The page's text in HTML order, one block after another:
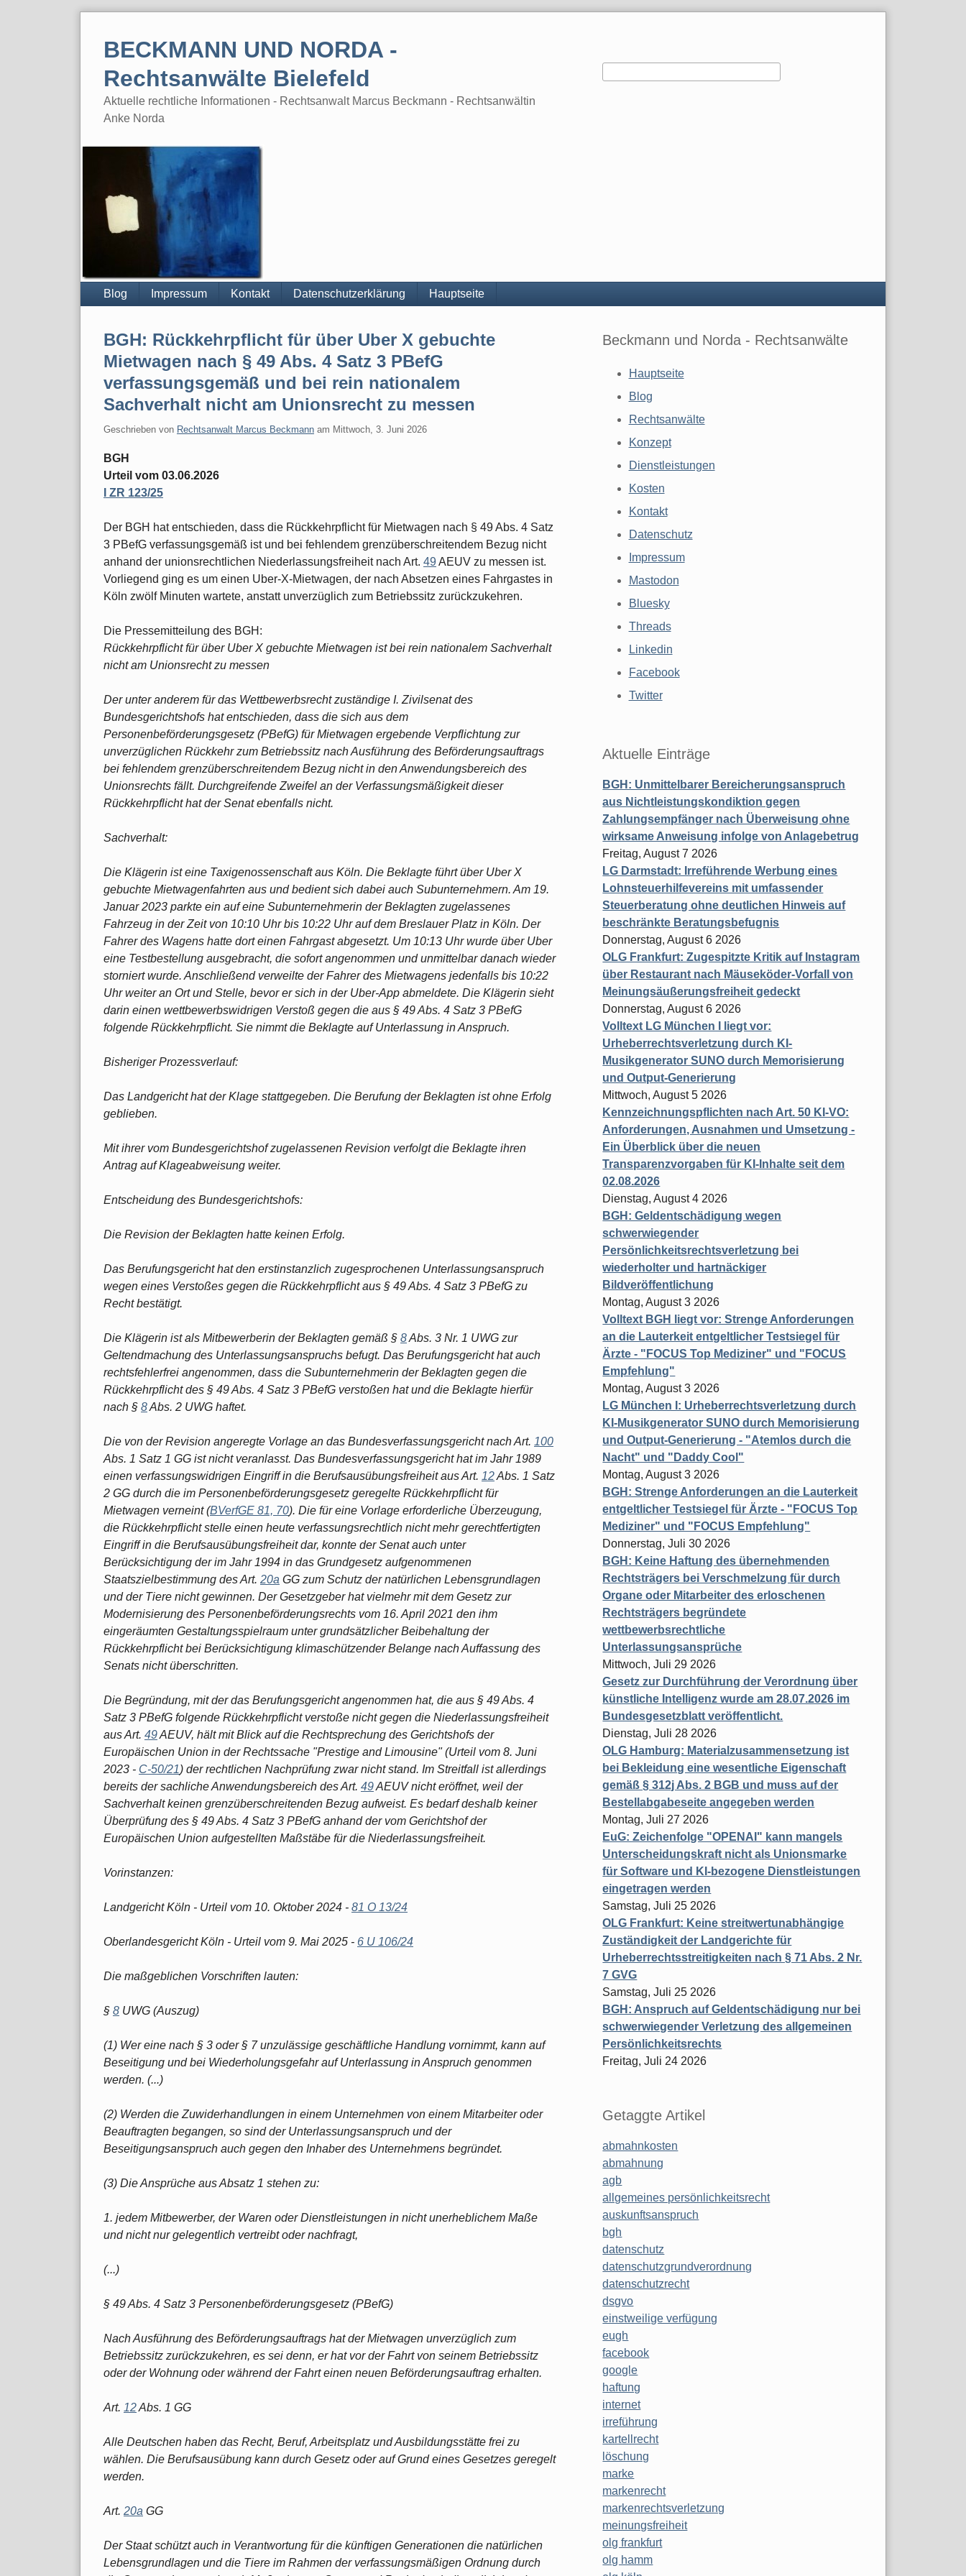
BECKMANN UND NORDA -
Rechtsanwälte Bielefeld
Aktuelle rechtliche Informationen - Rechtsanwalt Marcus Beckmann - Rechtsanwältin
Anke Norda
Blog Impressum Kontakt Datenschutzerklärung Hauptseite
BGH: Rückkehrpflicht für über Uber X gebuchte
Mietwagen nach § 49 Abs. 4 Satz 3 PBefG
verfassungsgemäß und bei rein nationalem
Sachverhalt nicht am Unionsrecht zu messen
Geschrieben von Rechtsanwalt Marcus Beckmann am Mittwoch, 3. Juni 2026
BGH
Urteil vom 03.06.2026
I ZR 123/25
Der BGH hat entschieden, dass die Rückkehrpflicht für Mietwagen nach § 49 Abs. 4 Satz
3 PBefG verfassungsgemäß ist und bei fehlendem grenzüberschreitendem Bezug nicht
anhand der unionsrechtlichen Niederlassungsfreiheit nach Art. 49AEUV zu messen ist.
Vorliegend ging es um einen Uber-X-Mietwagen, der nach Absetzen eines Fahrgastes in
Köln zwölf Minuten wartete, anstatt unverzüglich zum Betriebssitz zurückzukehren.
Die Pressemitteilung des BGH:
Rückkehrpflicht für über Uber X gebuchte Mietwagen ist bei rein nationalem Sachverhalt
nicht am Unionsrecht zu messen
Der unter anderem für das Wettbewerbsrecht zuständige I. Zivilsenat des
Bundesgerichtshofs hat entschieden, dass die sich aus dem
Personenbeförderungsgesetz (PBefG) für Mietwagen ergebende Verpflichtung zur
unverzüglichen Rückkehr zum Betriebssitz nach Ausführung des Beförderungsauftrags
bei fehlendem grenzüberschreitendem Bezug nicht in den Anwendungsbereich des
Unionsrechts fällt. Durchgreifende Zweifel an der Verfassungsmäßigkeit dieser
Rückkehrpflicht hat der Senat ebenfalls nicht.
Sachverhalt:
Die Klägerin ist eine Taxigenossenschaft aus Köln. Die Beklagte führt über Uber X
gebuchte Mietwagenfahrten aus und bedient sich dabei auch Subunternehmern. Am 19.
Januar 2023 parkte ein auf eine Subunternehmerin der Beklagten zugelassenes
Fahrzeug in der Zeit von 10:10 Uhr bis 10:22 Uhr auf dem Breslauer Platz in Köln. Der
Fahrer des Wagens hatte dort einen Fahrgast abgesetzt. Um 10:13 Uhr wurde über Uber
eine Testbestellung ausgebracht, die sofort angenommen und unmittelbar danach wieder
storniert wurde. Anschließend verweilte der Fahrer des Mietwagens jedenfalls bis 10:22
Uhr weiter an Ort und Stelle, bevor er sich in der Uber-App abmeldete. Die Klägerin sieht
darin einen wettbewerbswidrigen Verstoß gegen die aus § 49 Abs. 4 Satz 3 PBefG
folgende Rückkehrpflicht. Sie nimmt die Beklagte auf Unterlassung in Anspruch.
Bisheriger Prozessverlauf:
Das Landgericht hat der Klage stattgegeben. Die Berufung der Beklagten ist ohne Erfolg
geblieben.
Mit ihrer vom Bundesgerichtshof zugelassenen Revision verfolgt die Beklagte ihren
Antrag auf Klageabweisung weiter.
Entscheidung des Bundesgerichtshofs:
Die Revision der Beklagten hatte keinen Erfolg.
Das Berufungsgericht hat den erstinstanzlich zugesprochenen Unterlassungsanspruch
wegen eines Verstoßes gegen die Rückkehrpflicht aus § 49 Abs. 4 Satz 3 PBefG zu
Recht bestätigt.
Die Klägerin ist als Mitbewerberin der Beklagten gemäß § 8Abs. 3 Nr. 1 UWG zur
Geltendmachung des Unterlassungsanspruchs befugt. Das Berufungsgericht hat auch
rechtsfehlerfrei angenommen, dass die Subunternehmerin der Beklagten gegen die
Rückkehrpflicht des § 49 Abs. 4 Satz 3 PBefG verstoßen hat und die Beklagte hierfür
nach § 8Abs. 2 UWG haftet.
Die von der Revision angeregte Vorlage an das Bundesverfassungsgericht nach Art. 100
Abs. 1 Satz 1 GG ist nicht veranlasst. Das Bundesverfassungsgericht hat im Jahr 1989
einen verfassungswidrigen Eingriff in die Berufsausübungsfreiheit aus Art. 12Abs. 1 Satz
2 GG durch die im Personenbeförderungsgesetz geregelte Rückkehrpflicht für
Mietwagen verneint (BVerfGE 81, 70). Die für eine Vorlage erforderliche Überzeugung,
die Rückkehrpflicht stelle einen heute verfassungsrechtlich nicht mehr gerechtfertigten
Eingriff in die Berufsausübungsfreiheit dar, konnte der Senat auch unter
Berücksichtigung der im Jahr 1994 in das Grundgesetz aufgenommenen
Staatszielbestimmung des Art. 20a GG zum Schutz der natürlichen Lebensgrundlagen
und der Tiere nicht gewinnen. Der Gesetzgeber hat vielmehr mit dem Gesetz zur
Modernisierung des Personenbeförderungsrechts vom 16. April 2021 den ihm
eingeräumten Gestaltungsspielraum unter grundsätzlicher Beibehaltung der
Rückkehrpflicht bei Berücksichtigung klimaschützender Belange nach Auffassung des
Senats nicht überschritten.
Die Begründung, mit der das Berufungsgericht angenommen hat, die aus § 49 Abs. 4
Satz 3 PBefG folgende Rückkehrpflicht verstoße nicht gegen die Niederlassungsfreiheit
aus Art. 49AEUV, hält mit Blick auf die Rechtsprechung des Gerichtshofs der
Europäischen Union in der Rechtssache "Prestige and Limousine" (Urteil vom 8. Juni
2023 - C-50/21) der rechtlichen Nachprüfung zwar nicht stand. Im Streitfall ist allerdings
bereits der sachliche Anwendungsbereich des Art. 49AEUV nicht eröffnet, weil der
Sachverhalt keinen grenzüberschreitenden Bezug aufweist. Es bedarf deshalb keiner
Überprüfung des § 49 Abs. 4 Satz 3 PBefG anhand der vom Gerichtshof der
Europäischen Union aufgestellten Maßstäbe für die Niederlassungsfreiheit.
Vorinstanzen:
Landgericht Köln - Urteil vom 10. Oktober 2024 - 81 O 13/24
Oberlandesgericht Köln - Urteil vom 9. Mai 2025 - 6 U 106/24
Die maßgeblichen Vorschriften lauten:
§ 8 UWG (Auszug)
(1) Wer eine nach § 3 oder § 7 unzulässige geschäftliche Handlung vornimmt, kann auf
Beseitigung und bei Wiederholungsgefahr auf Unterlassung in Anspruch genommen
werden. (...)
(2) Werden die Zuwiderhandlungen in einem Unternehmen von einem Mitarbeiter oder
Beauftragten begangen, so sind der Unterlassungsanspruch und der
Beseitigungsanspruch auch gegen den Inhaber des Unternehmens begründet.
(3) Die Ansprüche aus Absatz 1 stehen zu:
1. jedem Mitbewerber, der Waren oder Dienstleistungen in nicht unerheblichem Maße
und nicht nur gelegentlich vertreibt oder nachfragt,
(...)
§ 49 Abs. 4 Satz 3 Personenbeförderungsgesetz (PBefG)
Nach Ausführung des Beförderungsauftrags hat der Mietwagen unverzüglich zum
Betriebssitz zurückzukehren, es sei denn, er hat vor der Fahrt von seinem Betriebssitz
oder der Wohnung oder während der Fahrt einen neuen Beförderungsauftrag erhalten.
Art. 12Abs. 1 GG
Alle Deutschen haben das Recht, Beruf, Arbeitsplatz und Ausbildungsstätte frei zu
wählen. Die Berufsausübung kann durch Gesetz oder auf Grund eines Gesetzes geregelt
werden.
Art. 20a GG
Der Staat schützt auch in Verantwortung für die künftigen Generationen die natürlichen
Lebensgrundlagen und die Tiere im Rahmen der verfassungsmäßigen Ordnung durch
Beckmann und Norda - Rechtsanwälte
Hauptseite
Blog
Rechtsanwälte
Konzept
Dienstleistungen
Kosten
Kontakt
Datenschutz
Impressum
Mastodon
Bluesky
Threads
Linkedin
Facebook
Twitter
Aktuelle Einträge
BGH: Unmittelbarer Bereicherungsanspruch
aus Nichtleistungskondiktion gegen
Zahlungsempfänger nach Überweisung ohne
wirksame Anweisung infolge von Anlagebetrug
Freitag, August 7 2026
LG Darmstadt: Irreführende Werbung eines
Lohnsteuerhilfevereins mit umfassender
Steuerberatung ohne deutlichen Hinweis auf
beschränkte Beratungsbefugnis
Donnerstag, August 6 2026
OLG Frankfurt: Zugespitzte Kritik auf Instagram
über Restaurant nach Mäuseköder-Vorfall von
Meinungsäußerungsfreiheit gedeckt
Donnerstag, August 6 2026
Volltext LG München I liegt vor:
Urheberrechtsverletzung durch KI-
Musikgenerator SUNO durch Memorisierung
und Output-Generierung
Mittwoch, August 5 2026
Kennzeichnungspflichten nach Art. 50 KI-VO:
Anforderungen, Ausnahmen und Umsetzung -
Ein Überblick über die neuen
Transparenzvorgaben für KI-Inhalte seit dem
02.08.2026
Dienstag, August 4 2026
BGH: Geldentschädigung wegen
schwerwiegender
Persönlichkeitsrechtsverletzung bei
wiederholter und hartnäckiger
Bildveröffentlichung
Montag, August 3 2026
Volltext BGH liegt vor: Strenge Anforderungen
an die Lauterkeit entgeltlicher Testsiegel für
Ärzte - "FOCUS Top Mediziner" und "FOCUS
Empfehlung"
Montag, August 3 2026
LG München I: Urheberrechtsverletzung durch
KI-Musikgenerator SUNO durch Memorisierung
und Output-Generierung - "Atemlos durch die
Nacht" und "Daddy Cool"
Montag, August 3 2026
BGH: Strenge Anforderungen an die Lauterkeit
entgeltlicher Testsiegel für Ärzte - "FOCUS Top
Mediziner" und "FOCUS Empfehlung"
Donnerstag, Juli 30 2026
BGH: Keine Haftung des übernehmenden
Rechtsträgers bei Verschmelzung für durch
Organe oder Mitarbeiter des erloschenen
Rechtsträgers begründete
wettbewerbsrechtliche
Unterlassungsansprüche
Mittwoch, Juli 29 2026
Gesetz zur Durchführung der Verordnung über
künstliche Intelligenz wurde am 28.07.2026 im
Bundesgesetzblatt veröffentlicht.
Dienstag, Juli 28 2026
OLG Hamburg: Materialzusammensetzung ist
bei Bekleidung eine wesentliche Eigenschaft
gemäß § 312j Abs. 2 BGB und muss auf der
Bestellabgabeseite angegeben werden
Montag, Juli 27 2026
EuG: Zeichenfolge "OPENAI" kann mangels
Unterscheidungskraft nicht als Unionsmarke
für Software und KI-bezogene Dienstleistungen
eingetragen werden
Samstag, Juli 25 2026
OLG Frankfurt: Keine streitwertunabhängige
Zuständigkeit der Landgerichte für
Urheberrechtsstreitigkeiten nach § 71 Abs. 2 Nr.
7 GVG
Samstag, Juli 25 2026
BGH: Anspruch auf Geldentschädigung nur bei
schwerwiegender Verletzung des allgemeinen
Persönlichkeitsrechts
Freitag, Juli 24 2026
Getaggte Artikel
abmahnkosten
abmahnung
agb
allgemeines persönlichkeitsrecht
auskunftsanspruch
bgh
datenschutz
datenschutzgrundverordnung
datenschutzrecht
dsgvo
einstweilige verfügung
eugh
facebook
google
haftung
internet
irreführung
kartellrecht
löschung
marke
markenrecht
markenrechtsverletzung
meinungsfreiheit
olg frankfurt
olg hamm